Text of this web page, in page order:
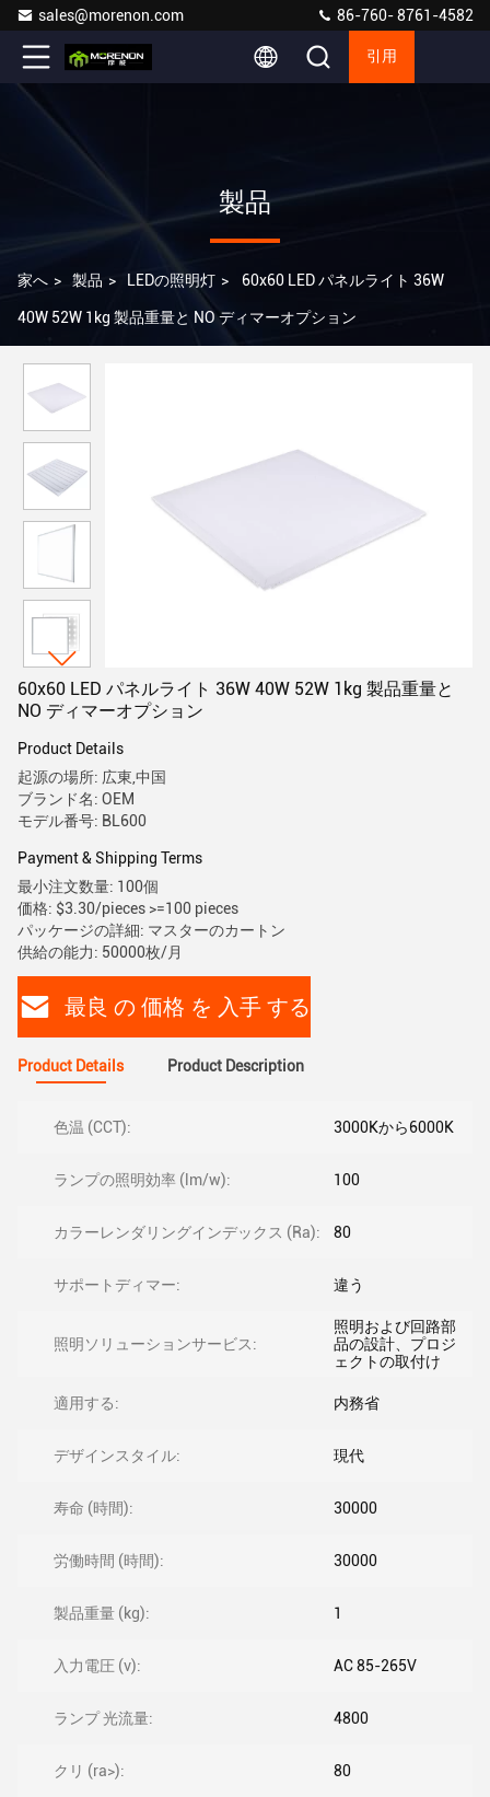
sales@morenon.com 86-760- 8761-4582
引用
製品
家へ > 製品 > LEDの照明灯 > 60x60 LED パネルライト 36W
40W 52W 1kg 製品重量と NO ディマーオプション
60x60 LED パネルライト 36W 40W 52W 1kg 製品重量と
NO ディマーオプション
Product Details
起源の場所: 広東,中国
ブランド名: OEM
モデル番号: BL600
Payment & Shipping Terms
最小注文数量: 100個
価格: $3.30/pieces >=100 pieces
パッケージの詳細: マスターのカートン
供給の能力: 50000枚/月
最良 の 価格 を 入手 する
Product Details Product Description
色温 (CCT): 3000Kから6000K
ランプの照明効率 (lm/w): 100
カラーレンダリングインデックス (Ra): 80
サポートディマー: 違う
照明ソリューションサービス:
照明および回路部
品の設計、プロジ
ェクトの取付け
適用する: 内務省
デザインスタイル: 現代
寿命 (時間): 30000
労働時間 (時間): 30000
製品重量 (kg): 1
入力電圧 (v): AC 85-265V
ランプ 光流量: 4800
クリ (ra>): 80